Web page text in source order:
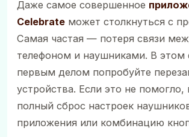
Даже самое совершенное
Celebrate может столкнуться с
Самая частая — потеря связи
телефоном и наушниками. В этом
первым делом попробуйте
устройства. Если это не помогло,
полный сброс настроек
приложения или комбинацию